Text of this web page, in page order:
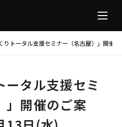
りトータル支援セミナー（名古屋）」開
ータル支援セミ
」開催のご案